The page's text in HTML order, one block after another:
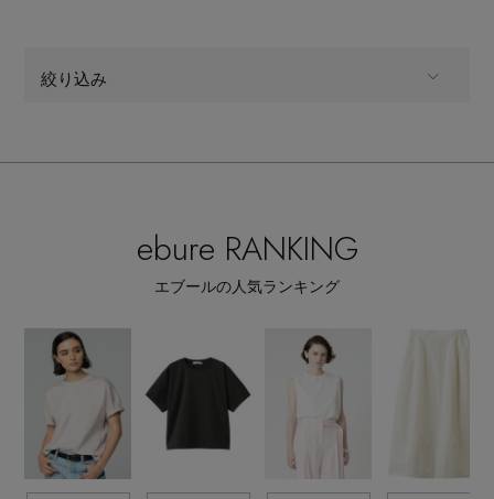
絞り込み
ウェア,ワンピース・チュニック,膝丈ワンピース
PATTERN 全てのパターン
SIZE 全てのサイズ
販売状況 すべて
ebure RANKING
エブールの人気ランキング